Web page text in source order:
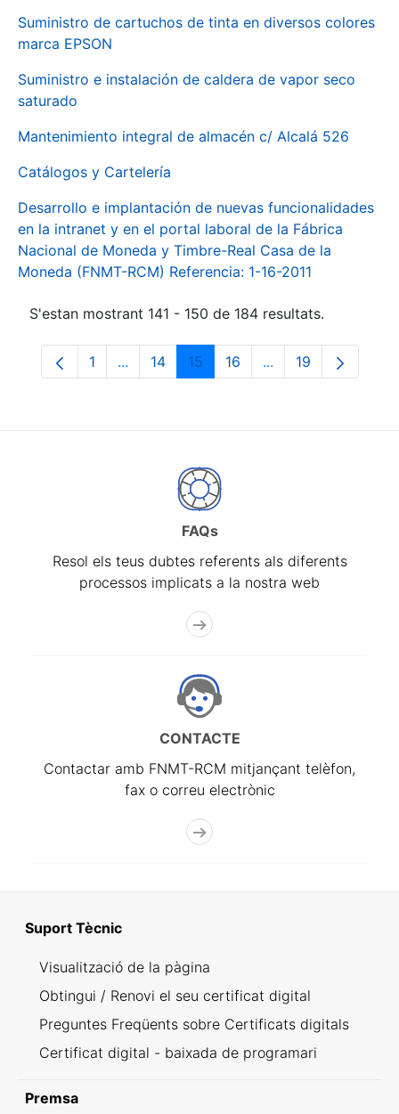
Suministro de cartuchos de tinta en diversos colores
marca EPSON
Suministro e instalación de caldera de vapor seco
saturado
Mantenimiento integral de almacén c/ Alcalá 526
Catálogos y Cartelería
Desarrollo e implantación de nuevas funcionalidades
en la intranet y en el portal laboral de la Fábrica
Nacional de Moneda y Timbre-Real Casa de la
Moneda (FNMT-RCM) Referencia: 1-16-2011
S'estan mostrant 141 - 150 de 184 resultats.
Pàgina
1 ...Pàgines intermèdies Utilitzeu TAB per
Pàgina
14 Pàgina
15 Pàgina
16 ...PàginesPàgina
19
FAQs
Resol els teus dubtes referents als diferents
processos implicats a la nostra web
CONTACTE
Contactar amb FNMT-RCM mitjançant telèfon,
fax o correu electrònic
Suport Tècnic
Visualització de la pàgina
Obtingui / Renovi el seu certificat digital
Preguntes Freqüents sobre Certificats digitals
Certificat digital - baixada de programari
Premsa